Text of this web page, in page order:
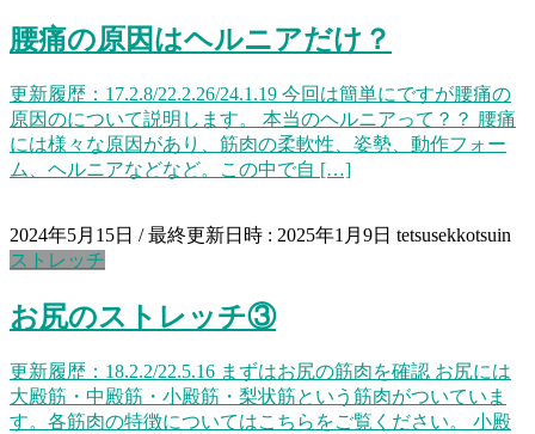
腰痛の原因はヘルニアだけ？
更新履歴：17.2.8/22.2.26/24.1.19 今回は簡単にですが腰痛の
原因のについて説明します。 本当のヘルニアって？？ 腰痛
には様々な原因があり、筋肉の柔軟性、姿勢、動作フォー
ム、ヘルニアなどなど。この中で自 […]
2024年5月15日 / 最終更新日時 : 2025年1月9日 tetsusekkotsuin
ストレッチ
お尻のストレッチ③
更新履歴：18.2.2/22.5.16 まずはお尻の筋肉を確認 お尻には
大殿筋・中殿筋・小殿筋・梨状筋という筋肉がついていま
す。各筋肉の特徴についてはこちらをご覧ください。 小殿